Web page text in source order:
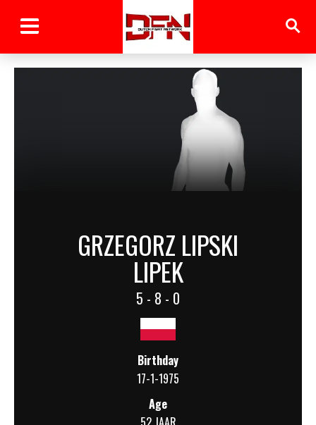
GRZEGORZ LIPSKI
LIPEK
5 - 8 - 0
Birthday
17-1-1975
Age